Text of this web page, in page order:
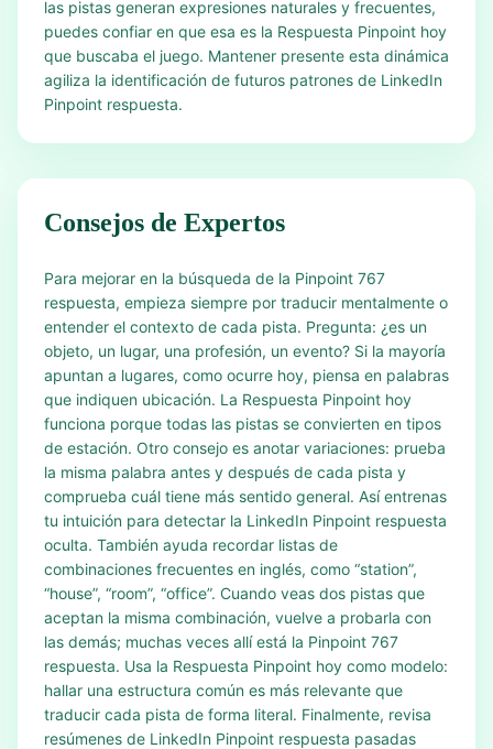
las pistas generan expresiones naturales y frecuentes,
puedes confiar en que esa es la Respuesta Pinpoint hoy
que buscaba el juego. Mantener presente esta dinámica
agiliza la identificación de futuros patrones de LinkedIn
Pinpoint respuesta.
Consejos de Expertos
Para mejorar en la búsqueda de la Pinpoint 767
respuesta, empieza siempre por traducir mentalmente o
entender el contexto de cada pista. Pregunta: ¿es un
objeto, un lugar, una profesión, un evento? Si la mayoría
apuntan a lugares, como ocurre hoy, piensa en palabras
que indiquen ubicación. La Respuesta Pinpoint hoy
funciona porque todas las pistas se convierten en tipos
de estación. Otro consejo es anotar variaciones: prueba
la misma palabra antes y después de cada pista y
comprueba cuál tiene más sentido general. Así entrenas
tu intuición para detectar la LinkedIn Pinpoint respuesta
oculta. También ayuda recordar listas de
combinaciones frecuentes en inglés, como “station”,
“house”, “room”, “office”. Cuando veas dos pistas que
aceptan la misma combinación, vuelve a probarla con
las demás; muchas veces allí está la Pinpoint 767
respuesta. Usa la Respuesta Pinpoint hoy como modelo:
hallar una estructura común es más relevante que
traducir cada pista de forma literal. Finalmente, revisa
resúmenes de LinkedIn Pinpoint respuesta pasadas